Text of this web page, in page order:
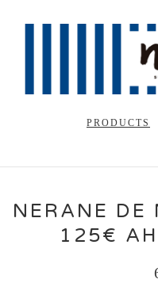
PRODUCTS
NERANE DE
125€